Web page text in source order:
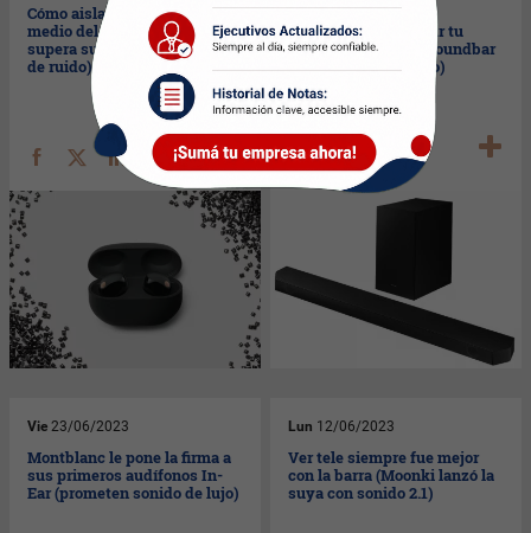
Cómo aislarte del mundo en
medio del barullo (Sony
supera su mejor cancelación
de ruido)
Si compraste algo de
Samsung podés subir tu
review y ganar una soundbar
(no lo digas, escribilo)
Vie 23/06/2023
Montblanc le pone la firma a
sus primeros audífonos In-
Ear (prometen sonido de lujo)
Lun 12/06/2023
Ver tele siempre fue mejor
con la barra (Moonki lanzó la
suya con sonido 2.1)